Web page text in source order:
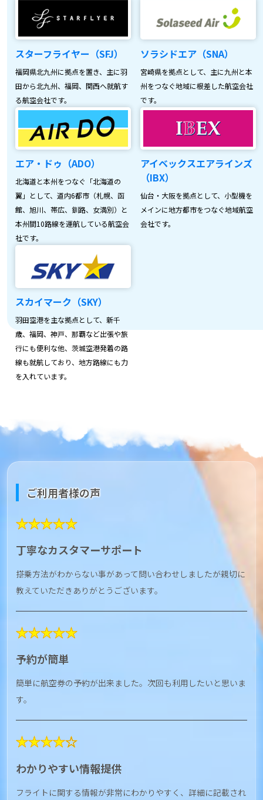
スターフライヤー（SFJ）
福岡県北九州に拠点を置き、主に羽
田から北九州、福岡、関西へ就航す
る航空会社です。
ソラシドエア（SNA）
宮崎県を拠点として、主に九州と本
州をつなぐ地域に根差した航空会社
です。
エア・ドゥ（ADO）
北海道と本州をつなぐ「北海道の
翼」として、道内6都市（札幌、函
館、旭川、帯広、釧路、女満別）と
本州間10路線を運航している航空会
社です。
アイベックスエアラインズ
（IBX）
仙台・大阪を拠点として、小型機を
メインに地方都市をつなぐ地域航空
会社です。
スカイマーク（SKY）
羽田空港を主な拠点として、新千
歳、福岡、神戸、那覇など出張や旅
行にも便利な他、茨城空港発着の路
線も就航しており、地方路線にも力
を入れています。
ご利用者様の声
★★★★★
丁寧なカスタマーサポート
搭乗方法がわからない事があって問い合わせしましたが親切に
教えていただきありがとうございます。
★★★★★
予約が簡単
簡単に航空券の予約が出来ました。次回も利用したいと思いま
す。
★★★★☆
わかりやすい情報提供
フライトに関する情報が非常にわかりやすく、詳細に記載され